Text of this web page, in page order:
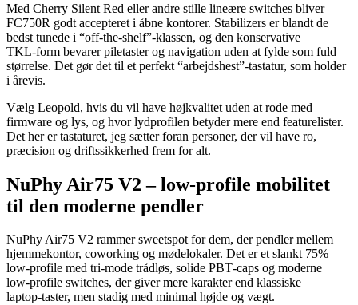
Med Cherry Silent Red eller andre stille lineære switches bliver
FC750R godt accepteret i åbne kontorer. Stabilizers er blandt de
bedst tunede i “off‑the‑shelf”-klassen, og den konservative
TKL‑form bevarer piletaster og navigation uden at fylde som fuld
størrelse. Det gør det til et perfekt “arbejdshest”-tastatur, som holder
i årevis.
Vælg Leopold, hvis du vil have højkvalitet uden at rode med
firmware og lys, og hvor lydprofilen betyder mere end featurelister.
Det her er tastaturet, jeg sætter foran personer, der vil have ro,
præcision og driftssikkerhed frem for alt.
NuPhy Air75 V2 – low‑profile mobilitet
til den moderne pendler
NuPhy Air75 V2 rammer sweetspot for dem, der pendler mellem
hjemmekontor, coworking og mødelokaler. Det er et slankt 75%
low‑profile med tri‑mode trådløs, solide PBT‑caps og moderne
low‑profile switches, der giver mere karakter end klassiske
laptop‑taster, men stadig med minimal højde og vægt.